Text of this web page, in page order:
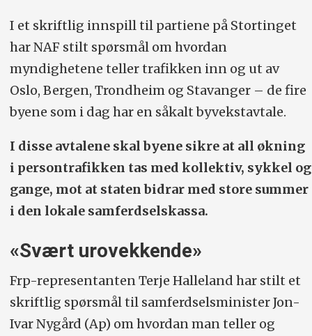
I et skriftlig innspill til partiene på Stortinget
har NAF stilt spørsmål om hvordan
myndighetene teller trafikken inn og ut av
Oslo, Bergen, Trondheim og Stavanger – de fire
byene som i dag har en såkalt byvekstavtale.
I disse avtalene skal byene sikre at all økning
i persontrafikken tas med kollektiv, sykkel og
gange, mot at staten bidrar med store summer
i den lokale samferdselskassa.
«Svært urovekkende»
Frp-representanten Terje Halleland har stilt et
skriftlig spørsmål til samferdselsminister Jon-
Ivar Nygård (Ap) om hvordan man teller og